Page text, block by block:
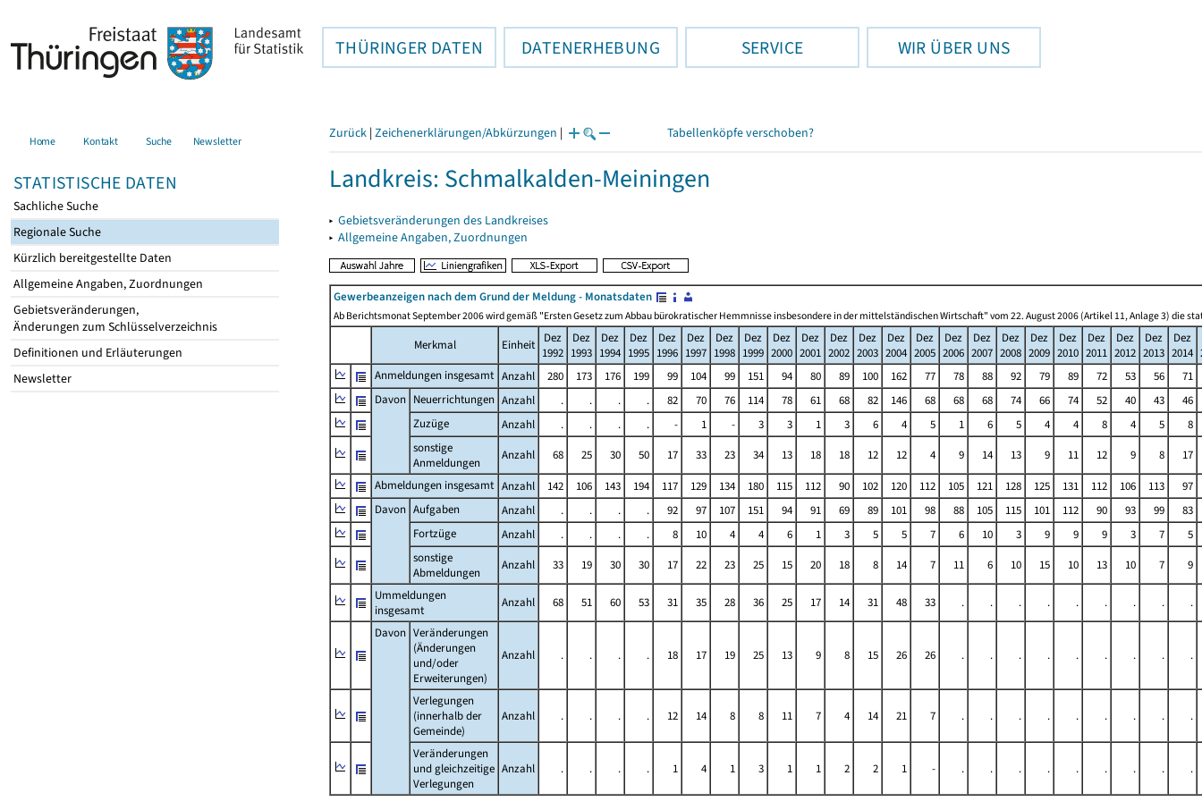
THÜRINGER DATEN DATENERHEBUNG SERVICE WIR ÜBER UNS
Home Kontakt Suche Newsletter
STATISTISCHE DATEN
Sachliche Suche
Regionale Suche
Kürzlich bereitgestellte Daten
Allgemeine Angaben, Zuordnungen
Gebietsveränderungen,
Änderungen zum Schlüsselverzeichnis
Definitionen und Erläuterungen
Newsletter
Zurück | Zeichenerklärungen/Abkürzungen | Tabellenköpfe verschoben?
Landkreis: Schmalkalden-Meiningen
▸ Gebietsveränderungen des Landkreises
▸ Allgemeine Angaben, Zuordnungen
Gewerbeanzeigen nach dem Grund der Meldung - Monatsdaten
Ab Berichtsmonat September 2006 wird gemäß "Ersten Gesetz zum Abbau bürokratischer Hemmnisse insbesondere in der mittelständischen Wirtschaft" vom 22. August 2006 (Artikel 11, Anlage 3) die
Merkmal Einheit
Dez
1992
Dez
1993
Dez
1994
Dez
1995
Dez
1996
Dez
1997
Dez
1998
Dez
1999
Dez
2000
Dez
2001
Dez
2002
Dez
2003
Dez
2004
Dez
2005
Dez
2006
Dez
2007
Dez
2008
Dez
2009
Dez
2010
Dez
2011
Dez
2012
Dez
2013
Dez
2014
Anmeldungen insgesamt Anzahl 280 173 176 199 99 104 99 151 94 80 89 100 162 77 78 88 92 79 89 72 53 56
71
Davon Neuerrichtungen Anzahl . . . . 82 70 76 114 78 61 68 82 146 68 68 68 74 66 74 52 40 43
46
Zuzüge
Anzahl . . . . - 1 - 3 3 1 3 6 4 5 1 6 5 4 4 8 4 5
8
sonstige
Anmeldungen
Anzahl 68 25 30 50 17 33 23 34 13 18 18 12 12 4 9 14 13 9 11 12 9 8
17
Abmeldungen insgesamt Anzahl 142 106 143 194 117 129 134 180 115 112 90 102 120 112 105 121 128 125 131 112 106 113
97
Davon Aufgaben Anzahl . . . . 92 97 107 151 94 91 69 89 101 98 88 105 115 101 112 90 93 99
83
Fortzüge
Anzahl . . . . 8 10 4 4 6 1 3 5 5 7 6 10 3 9 9 9 3 7
5
sonstige
Abmeldungen
Anzahl 33 19 30 30 17 22 23 25 15 20 18 8 14 7 11 6 10 15 10 13 10 7
9
Ummeldungen
insgesamt
Anzahl 68 51 60 53 31 35 28 36 25 17 14 31 48 33 . . . . . . . .
.
Davon Veränderungen
(Änderungen
und/oder
Erweiterungen)
Anzahl . . . . 18 17 19 25 13 9 8 15 26 26 . . . . . . . . .
Verlegungen
(innerhalb der
Gemeinde)
Anzahl . . . . 12 14 8 8 11 7 4 14 21 7 . . . . . . . . .
Veränderungen
und gleichzeitige
Verlegungen
Anzahl . . . . 1 4 1 3 1 1 2 2 1 - . . . . . . . . .